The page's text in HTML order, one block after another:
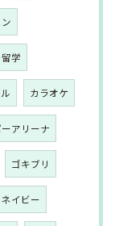
留学
カラオケ
アリーナ
ゴキブリ
ネイビー